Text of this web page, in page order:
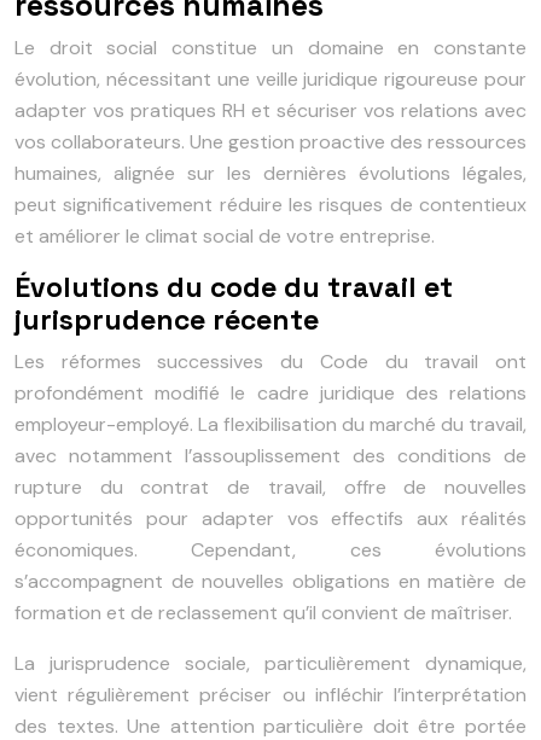
Le droit social constitue un domaine en constante
évolution, nécessitant une veille juridique rigoureuse pour
adapter vos pratiques RH et sécuriser vos relations avec
vos collaborateurs. Une gestion proactive des ressources
humaines, alignée sur les dernières évolutions légales,
peut significativement réduire les risques de contentieux
et améliorer le climat social de votre entreprise.
Évolutions du code du travail et
jurisprudence récente
Les réformes successives du Code du travail ont
profondément modifié le cadre juridique des relations
employeur-employé. La flexibilisation du marché du travail,
avec notamment l’assouplissement des conditions de
rupture du contrat de travail, offre de nouvelles
opportunités pour adapter vos effectifs aux réalités
économiques. Cependant, ces évolutions
s’accompagnent de nouvelles obligations en matière de
formation et de reclassement qu’il convient de maîtriser.
La jurisprudence sociale, particulièrement dynamique,
vient régulièrement préciser ou infléchir l’interprétation
des textes. Une attention particulière doit être portée